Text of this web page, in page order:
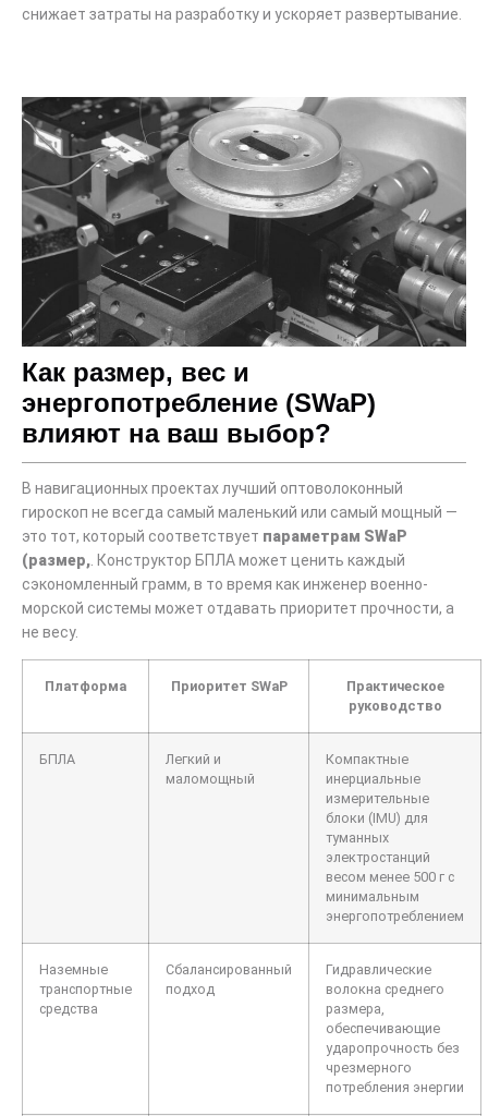
снижает затраты на разработку и ускоряет развертывание.
Как размер, вес и
энергопотребление (SWaP)
влияют на ваш выбор?
В навигационных проектах лучший оптоволоконный
гироскоп не всегда самый маленький или самый мощный —
это тот, который соответствует параметрам SWaP
(размер, . Конструктор БПЛА может ценить каждый
сэкономленный грамм, в то время как инженер военно-
морской системы может отдавать приоритет прочности, а
не весу.
Платформа Приоритет SWaP
Практическое
руководство
БПЛА
Легкий и
маломощный
Компактные
инерциальные
измерительные
блоки (IMU) для
туманных
электростанций
весом менее 500 г с
минимальным
энергопотреблением
Наземные
транспортные
средства
Сбалансированный
подход
Гидравлические
волокна среднего
размера,
обеспечивающие
ударопрочность без
чрезмерного
потребления энергии